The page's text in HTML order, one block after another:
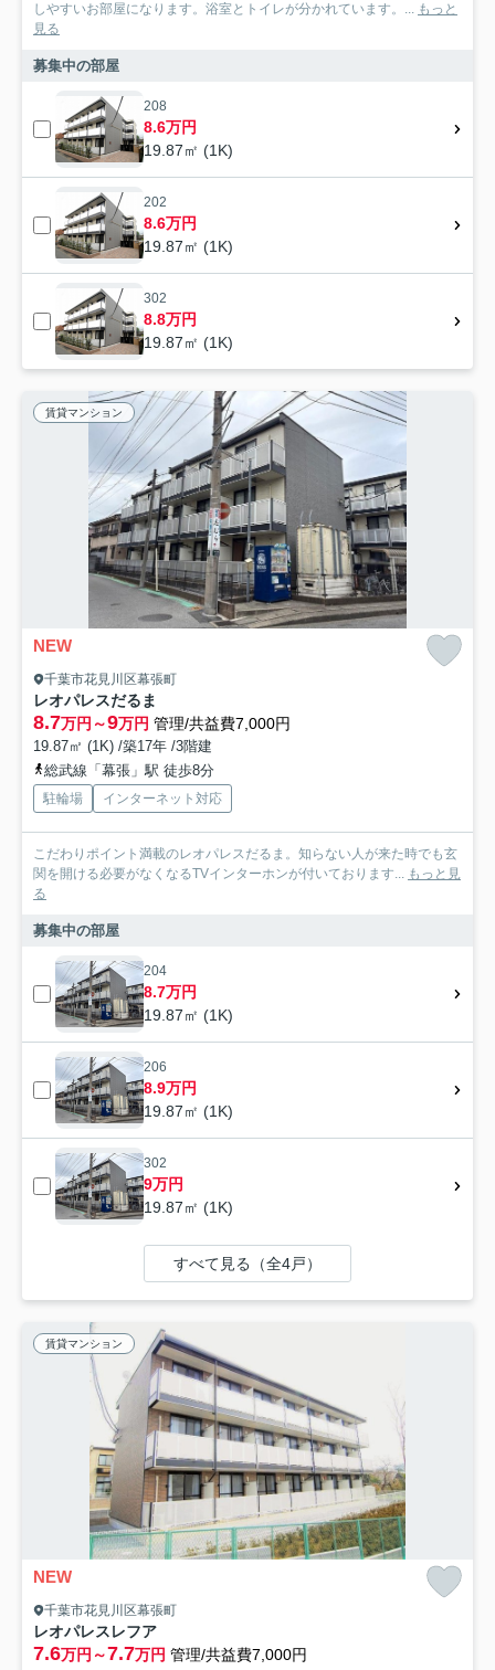
しやすいお部屋になります。浴室とトイレが分かれています。... もっと
見る
募集中の部屋
208
8.6万円
19.87㎡ (1K)
202
8.6万円
19.87㎡ (1K)
302
8.8万円
19.87㎡ (1K)
賃貸マンション
NEW
千葉市花見川区幕張町
レオパレスだるま
8.7万円～9万円 管理/共益費7,000円
19.87㎡ (1K) /築17年 /3階建
総武線「幕張」駅 徒歩8分
駐輪場 インターネット対応
こだわりポイント満載のレオパレスだるま。知らない人が来た時でも玄
関を開ける必要がなくなるTVインターホンが付いております... もっと見
る
募集中の部屋
204
8.7万円
19.87㎡ (1K)
206
8.9万円
19.87㎡ (1K)
302
9万円
19.87㎡ (1K)
すべて見る（全4戸）
賃貸マンション
NEW
千葉市花見川区幕張町
レオパレスレフア
7.6万円～7.7万円 管理/共益費7,000円